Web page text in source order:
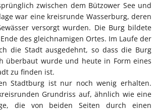
zwischen dem Bützower See und
war eine kreisrunde Wasserburg, deren
versorgt wurden. Die Burg bildete
des gleichnamigen Ortes. Im Laufe der
die Stadt ausgedehnt, so dass die Burg
überbaut wurde und heute in Form eines
zu finden ist.
Stadtburg ist nur noch wenig erhalten.
Grundriss auf, ähnlich wie eine
die von beiden Seiten durch einen